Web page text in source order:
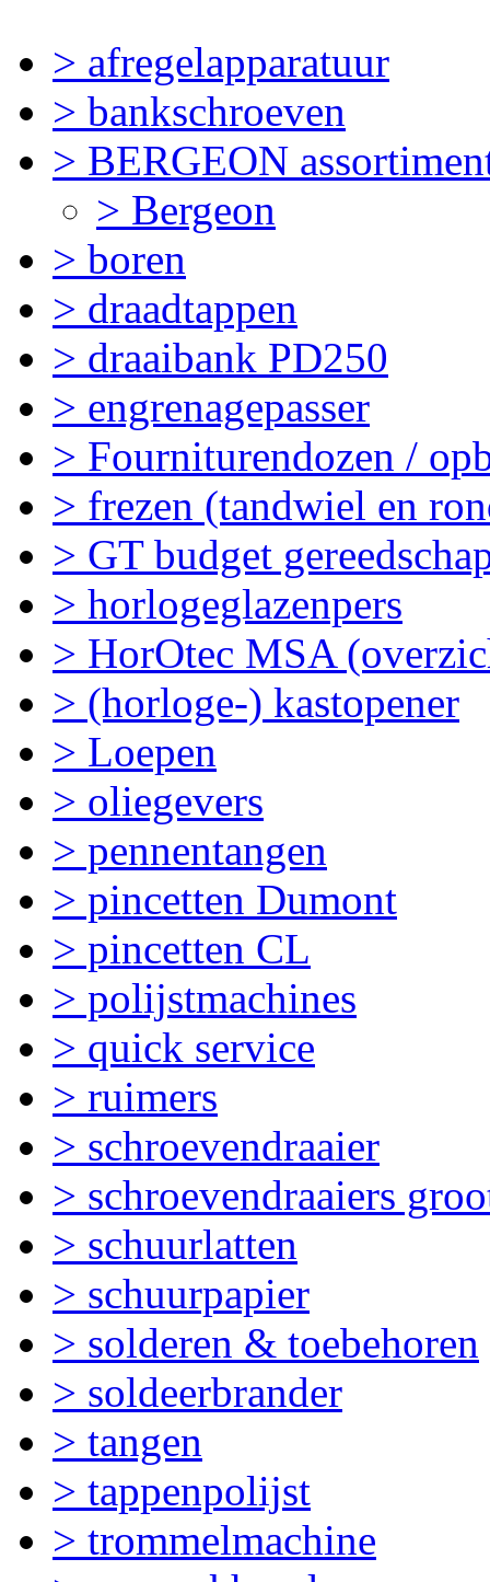
> afregelapparatuur
> bankschroeven
> BERGEON
> Bergeon
> boren
> draadtappen
> draaibank PD250
> engrenagepasser
> Fourniturendozen /
> frezen (tandwiel en
> GT budget
> horlogeglazenpers
> HorOtec MSA
> (horloge-) kastopener
> Loepen
> oliegevers
> pennentangen
> pincetten Dumont
> pincetten CL
> polijstmachines
> quick service
> ruimers
> schroevendraaier
> schroevendraaiers
> schuurlatten
> schuurpapier
> solderen & toebehoren
> soldeerbrander
> tangen
> tappenpolijst
> trommelmachine